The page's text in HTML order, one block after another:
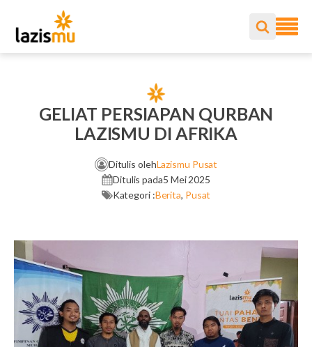
GELIAT PERSIAPAN QURBAN
LAZISMU DI AFRIKA
Ditulis olehLazismu Pusat
Ditulis pada5 Mei 2025
Kategori :Berita, Pusat